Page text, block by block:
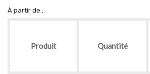
À partir de...
Produit Quantité